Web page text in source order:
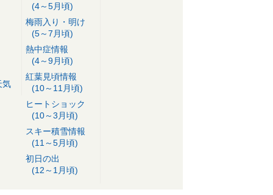
気
(4～5月頃)
梅雨入り・明け
(5～7月頃)
熱中症情報
(4～9月頃)
紅葉見頃情報
(10～11月頃)
ヒートショック
(10～3月頃)
スキー積雪情報
(11～5月頃)
初日の出
(12～1月頃)